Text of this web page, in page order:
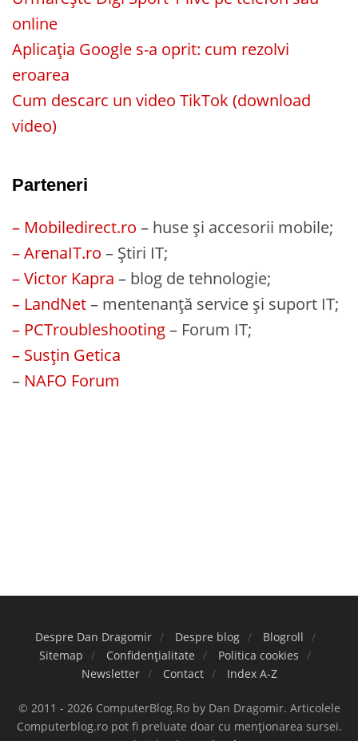
online
Aplicația Google s-a oprit: cum rezolvi
eroarea
Cum descarc un video TikTok (download
video)
Parteneri
– Mobiledirect.ro – huse și accesorii mobile;
– ArenaIT.ro – Știri IT;
– Victor Kapra – blog de tehnologie;
– LandNet– mentenanță service și suport IT;
– PCTroubleshooting– Forum IT;
– Susțin Getica
– NAFO Forum
Despre Dan Dragomir Despre blog
Blogroll
Sitemap
Confidențialitate
Politica cookies
Newsletter
Contact Index A-Z
© 2011 - 2026 ComputerBlog.Ro by Dan Dragomir. Articolele
Computerblog.ro pot fi preluate doar cu menționarea sursei.